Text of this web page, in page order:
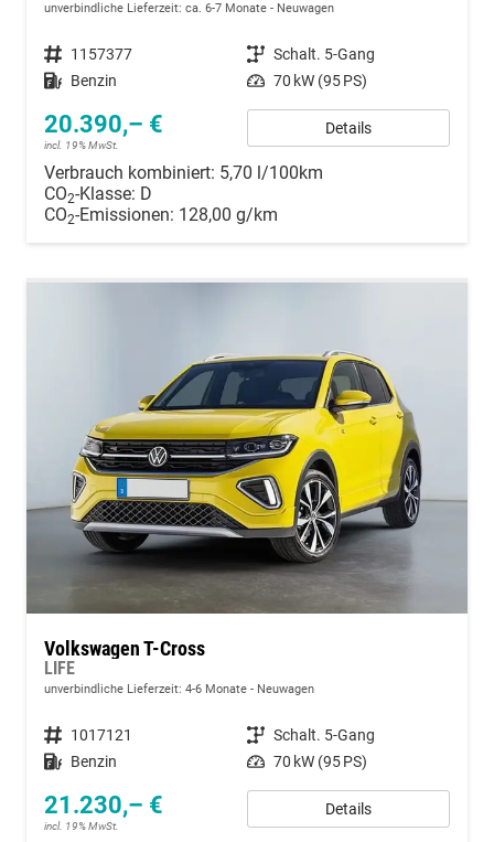
unverbindliche Lieferzeit: ca. 6-7 Monate Neuwagen
Fahrzeugnummer 1157377 Getriebe Schalt. 5-Gang
Kraftstoff Benzin Leistung 70 kW (95 PS)
20.390,– €
incl. 19% MwSt.
Details
Verbrauch kombiniert: 5,70 l/100km
CO2-Klasse: D
CO2-Emissionen: 128,00 g/km
Volkswagen T-Cross
LIFE
unverbindliche Lieferzeit: 4-6 Monate Neuwagen
Fahrzeugnummer 1017121 Getriebe Schalt. 5-Gang
Kraftstoff Benzin Leistung 70 kW (95 PS)
21.230,– €
incl. 19% MwSt.
Details